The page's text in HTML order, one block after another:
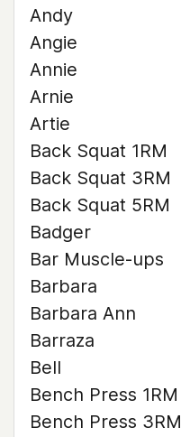
Andy
Angie
Annie
Arnie
Artie
Back Squat 1RM
Back Squat 3RM
Back Squat 5RM
Badger
Bar Muscle-ups
Barbara
Barbara Ann
Barraza
Bell
Bench Press 1RM
Bench Press 3RM